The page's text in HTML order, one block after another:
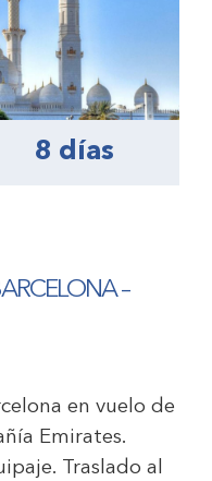
8 días
–
en vuelo de
Emirates.
Traslado al